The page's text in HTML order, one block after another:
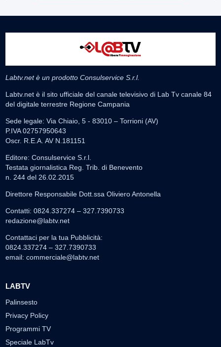
Labtv.net è un prodotto Consulservice S.r.l.
Labtv.net è il sito ufficiale del canale televisivo di Lab Tv canale 84
del digitale terrestre Regione Campania
Sede legale: Via Chiaio, 5 - 83010 – Torrioni (AV)
P.IVA 02757950643
Oscr. R.E.A. AV N.181151
Editore: Consulservice S.r.l.
Testata giornalistica Reg. Trib. di Benevento
n. 244 del 26.02.2015
Direttore Responsabile Dott.ssa Oliviero Antonella
Contatti: 0824.337274 – 327.7390733
redazione@labtv.net
Contattaci per la tua Pubblicità:
0824.337274 – 327.7390733
email: commerciale@labtv.net
LABTV
Palinsesto
Privacy Policy
Programmi TV
Speciale LabTv